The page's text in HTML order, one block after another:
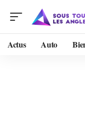
Actus Auto